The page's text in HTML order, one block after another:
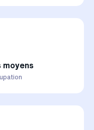
moyens